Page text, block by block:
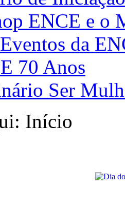
ENCE e o
da
70 Anos
Ser
Início